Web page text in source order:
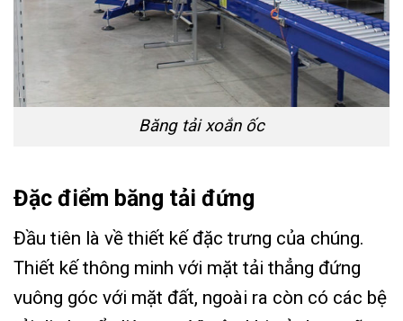
Băng tải xoắn ốc
Đặc điểm băng tải đứng
Đầu tiên là về thiết kế đặc trưng của chúng.
Thiết kế thông minh với mặt tải thẳng đứng
vuông góc với mặt đất, ngoài ra còn có các bệ